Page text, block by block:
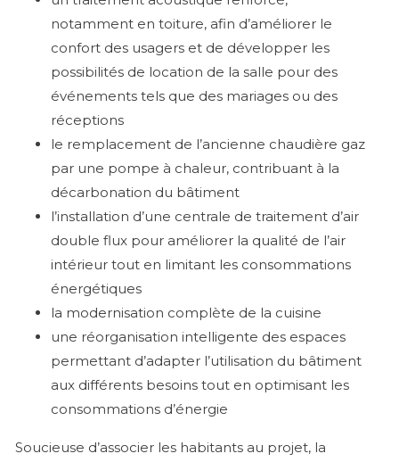
notamment en toiture, afin d’améliorer le
confort des usagers et de développer les
possibilités de location de la salle pour des
événements tels que des mariages ou des
réceptions
le remplacement de l’ancienne chaudière gaz
par une pompe à chaleur, contribuant à la
décarbonation du bâtiment
l’installation d’une centrale de traitement d’air
double flux pour améliorer la qualité de l’air
intérieur tout en limitant les consommations
énergétiques
la modernisation complète de la cuisine
une réorganisation intelligente des espaces
permettant d’adapter l’utilisation du bâtiment
aux différents besoins tout en optimisant les
consommations d’énergie
Soucieuse d’associer les habitants au projet, la